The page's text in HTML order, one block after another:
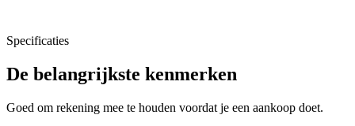
Specificaties
De belangrijkste kenmerken
Goed om rekening mee te houden voordat je een aankoop doet.